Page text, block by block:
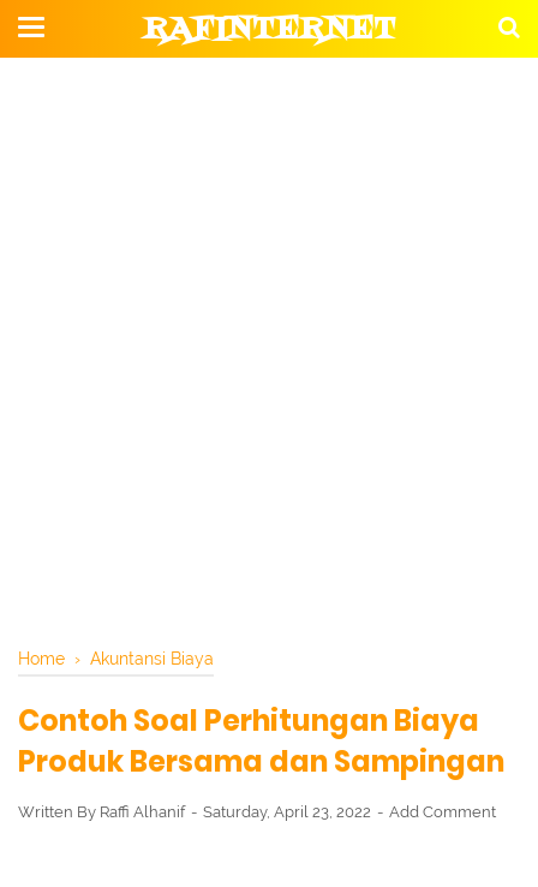
RAFINTERNET
Home › Akuntansi Biaya
Contoh Soal Perhitungan Biaya
Produk Bersama dan Sampingan
Written By Raffi Alhanif Saturday, April 23, 2022 Add Comment